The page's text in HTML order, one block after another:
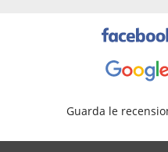
Guarda le